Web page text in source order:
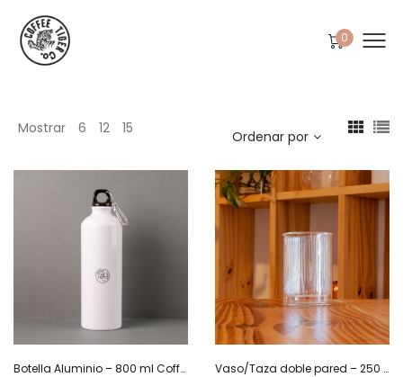
0
Mostrar 6 12 15 Ordenar por
Botella Aluminio – 800 ml Coffee Tiger Co. Vaso/Taza doble pared – 250 ml